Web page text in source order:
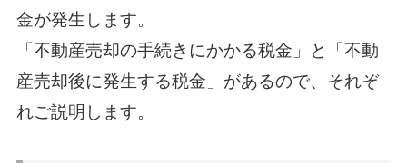
金が発生します。
「不動産売却の手続きにかかる税金」と「不動
産売却後に発生する税金」があるので、それぞ
れご説明します。